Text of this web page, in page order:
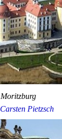
Moritzburg
Carsten Pietzsch